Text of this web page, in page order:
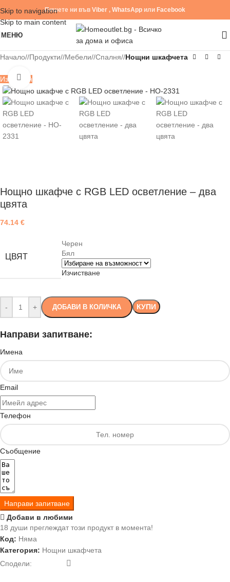
Skip to navigation
Skip to main content
Пишете ни във Viber , WhatsApp или Facebook
МЕНЮ
Начало/ Продукти/ Мебели/ Спалня/ Нощни шкафчета
ИзчерпанClick to enlarge
Нощно шкафче с RGB LED осветление – два
цвята
74.14 €
ЦВЯТ
Черен
Бял
Изчистване
- + ДОБАВИ В КОЛИЧКА КУПИ
Направи запитване:
Имена
Email
Телефон
Съобщение
Направи запитване
Добави в любими
18 души преглеждат този продукт в момента!
Код: Няма
Категория: Нощни шкафчета
Сподели: